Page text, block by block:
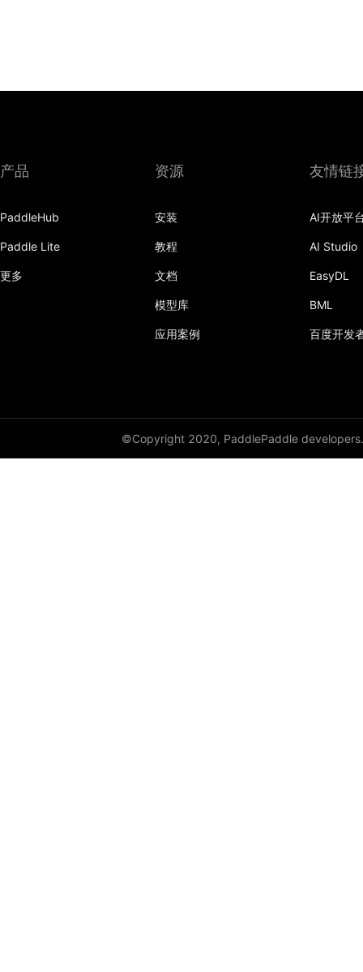
产品
PaddleHub
Paddle Lite
更多
资源
安装
教程
文档
模型库
应用案例
友情链
AI开放平
AI Studio
EasyDL
BML
百度开发
©Copyright 2020, PaddlePaddle developers.